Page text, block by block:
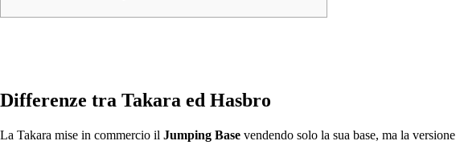
Differenze tra Takara ed Hasbro
La Takara mise in commercio il Jumping Base vendendo solo la sua base, ma la versione